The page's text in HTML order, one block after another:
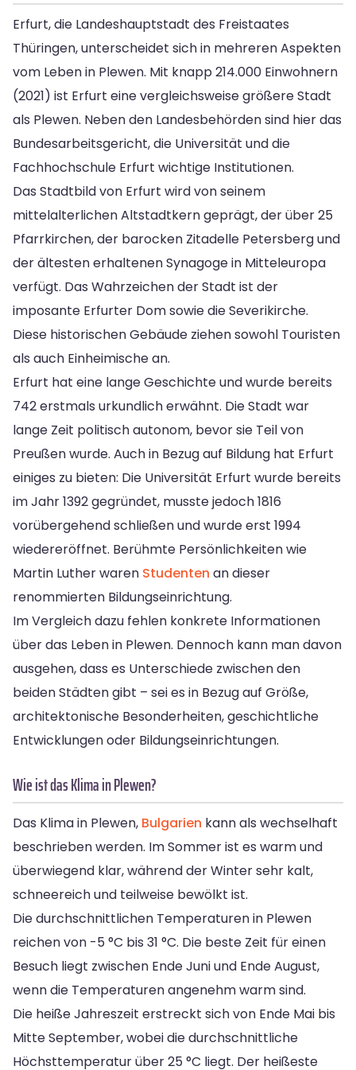
Erfurt, die Landeshauptstadt des Freistaates
Thüringen, unterscheidet sich in mehreren Aspekten
vom Leben in Plewen. Mit knapp 214.000 Einwohnern
(2021) ist Erfurt eine vergleichsweise größere Stadt
als Plewen. Neben den Landesbehörden sind hier das
Bundesarbeitsgericht, die Universität und die
Fachhochschule Erfurt wichtige Institutionen.
Das Stadtbild von Erfurt wird von seinem
mittelalterlichen Altstadtkern geprägt, der über 25
Pfarrkirchen, der barocken Zitadelle Petersberg und
der ältesten erhaltenen Synagoge in Mitteleuropa
verfügt. Das Wahrzeichen der Stadt ist der
imposante Erfurter Dom sowie die Severikirche.
Diese historischen Gebäude ziehen sowohl Touristen
als auch Einheimische an.
Erfurt hat eine lange Geschichte und wurde bereits
742 erstmals urkundlich erwähnt. Die Stadt war
lange Zeit politisch autonom, bevor sie Teil von
Preußen wurde. Auch in Bezug auf Bildung hat Erfurt
einiges zu bieten: Die Universität Erfurt wurde bereits
im Jahr 1392 gegründet, musste jedoch 1816
vorübergehend schließen und wurde erst 1994
wiedereröffnet. Berühmte Persönlichkeiten wie
Martin Luther waren Studenten an dieser
renommierten Bildungseinrichtung.
Im Vergleich dazu fehlen konkrete Informationen
über das Leben in Plewen. Dennoch kann man davon
ausgehen, dass es Unterschiede zwischen den
beiden Städten gibt – sei es in Bezug auf Größe,
architektonische Besonderheiten, geschichtliche
Entwicklungen oder Bildungseinrichtungen.
Wie ist das Klima in Plewen?
Das Klima in Plewen, Bulgarien kann als wechselhaft
beschrieben werden. Im Sommer ist es warm und
überwiegend klar, während der Winter sehr kalt,
schneereich und teilweise bewölkt ist.
Die durchschnittlichen Temperaturen in Plewen
reichen von -5 °C bis 31 °C. Die beste Zeit für einen
Besuch liegt zwischen Ende Juni und Ende August,
wenn die Temperaturen angenehm warm sind.
Die heiße Jahreszeit erstreckt sich von Ende Mai bis
Mitte September, wobei die durchschnittliche
Höchsttemperatur über 25 °C liegt. Der heißeste